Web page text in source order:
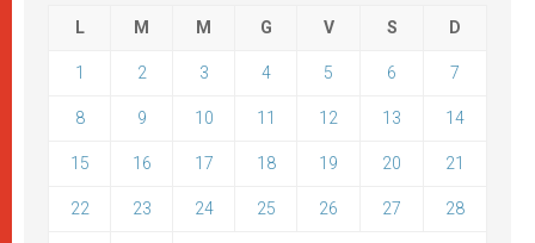
L M M G V S D
1 2 3 4 5 6 7
8 9 10 11 12 13 14
15 16 17 18 19 20 21
22 23 24 25 26 27 28